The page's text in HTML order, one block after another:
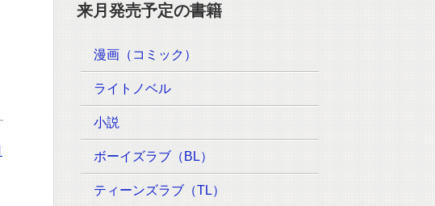
来月発売予定の書籍
漫画（コミック）
ライトノベル
小説
ボーイズラブ（BL）
ティーンズラブ（TL）